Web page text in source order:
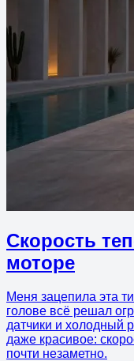
Скорость
моторе
Меня зацепила эта
голове всё решал
датчики и холодный
даже красивое:
почти незаметно.